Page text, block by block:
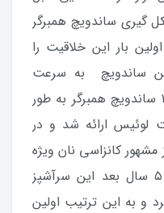
گیری ساندویچ همبرگر
بار این خلاقیت را
ساندویچ به سرعت
محبوبیت پیدا کرد. در سال ۱۹۰۴ ساندویچ همبرگر به طور
لوئیس ارائه شد و در
مشهور کانزاسی نان ویژه
ساندویچ همبرگر را تولید کرد. ۵ سال بعد این سرآشپز
و به این ترتیب اولین